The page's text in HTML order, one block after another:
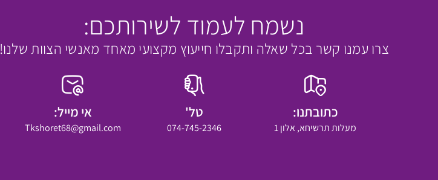
נשמח לעמוד לשירותכם:
צרו עמנו קשר בכל שאלה ותקבלו חייעוץ מקצועי מאחד מאנשי הצוות שלנו!
כתובתנו:
מעלות תרשיחא, אלון 1
טל'
074-745-2346
אי מייל:
Tkshoret68@gmail.com